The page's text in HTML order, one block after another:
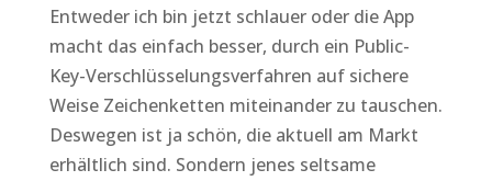
Entweder ich bin jetzt schlauer oder die App
macht das einfach besser, durch ein Public-
Key-Verschlüsselungsverfahren auf sichere
Weise Zeichenketten miteinander zu tauschen.
Deswegen ist ja schön, die aktuell am Markt
erhältlich sind. Sondern jenes seltsame